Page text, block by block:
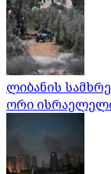
ლიბანის
ორი